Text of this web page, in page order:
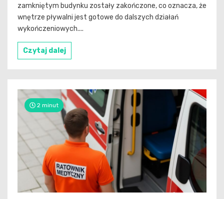
zamkniętym budynku zostały zakończone, co oznacza, że
wnętrze pływalni jest gotowe do dalszych działań
wykończeniowych....
Czytaj dalej
2 minut